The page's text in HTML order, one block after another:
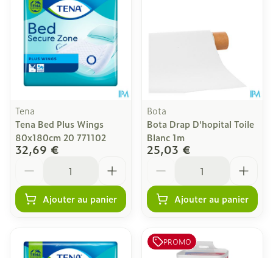
Tena
Tena Bed Plus Wings
80x180cm 20 771102
32,69 €
Ajouter au panier
Bota
Bota Drap D'hopital Toile
Blanc 1m
25,03 €
Ajouter au panier
PROMO